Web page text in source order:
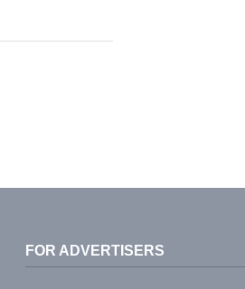
ッツバーグ大
カーン博士が
of AI-
FOR ADVERTISERS